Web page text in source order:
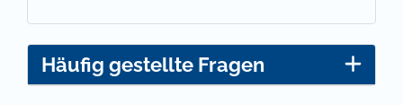
Häufig gestellte Fragen